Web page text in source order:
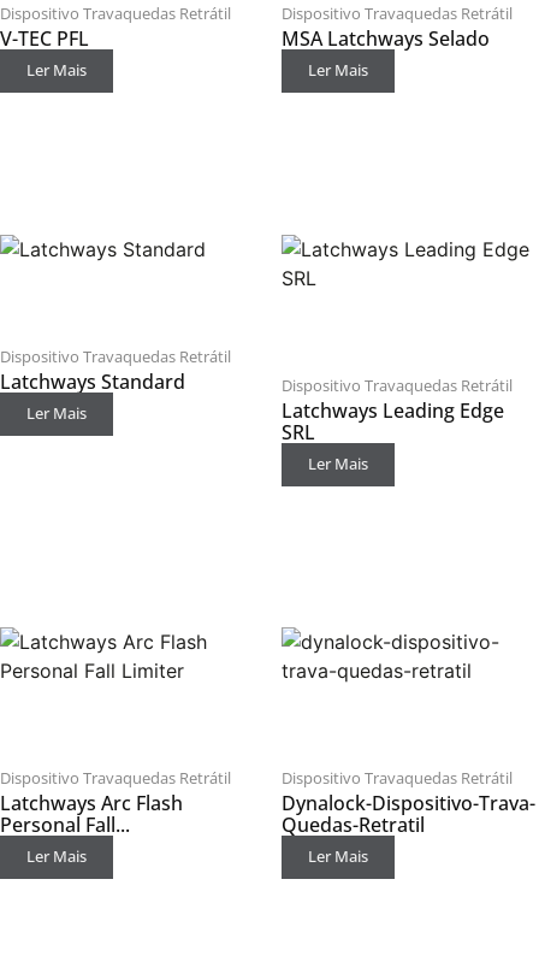
Dispositivo Travaquedas Retrátil
V-TEC PFL
Ler Mais
Dispositivo Travaquedas Retrátil
MSA Latchways Selado
Ler Mais
Dispositivo Travaquedas Retrátil
Latchways Standard
Ler Mais
Dispositivo Travaquedas Retrátil
Latchways Leading Edge
SRL
Ler Mais
Dispositivo Travaquedas Retrátil
Latchways Arc Flash
Personal Fall...
Ler Mais
Dispositivo Travaquedas Retrátil
Dynalock-Dispositivo-Trava-
Quedas-Retratil
Ler Mais